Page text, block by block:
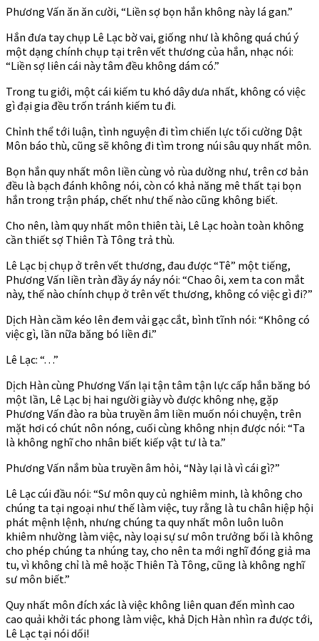
Phương Vấn ăn ăn cười, “Liền sợ bọn hắn không này lá gan.”
Hắn đưa tay chụp Lê Lạc bờ vai, giống như là không quá chú ý
một dạng chính chụp tại trên vết thương của hắn, nhạc nói:
“Liền sợ liên cái này tâm đều không dám có.”
Trong tu giới, một cái kiếm tu khó dây dưa nhất, không có việc
gì đại gia đều trốn tránh kiếm tu đi.
Chỉnh thể tới luận, tình nguyện đi tìm chiến lực tối cường Dật
Môn báo thù, cũng sẽ không đi tìm trong núi sâu quy nhất môn.
Bọn hắn quy nhất môn liền cùng vỏ rùa dường như, trên cơ bản
đều là bạch đánh không nói, còn có khả năng mê thất tại bọn
hắn trong trận pháp, chết như thế nào cũng không biết.
Cho nên, làm quy nhất môn thiên tài, Lê Lạc hoàn toàn không
cần thiết sợ Thiên Tà Tông trả thù.
Lê Lạc bị chụp ở trên vết thương, đau được “Tê” một tiếng,
Phương Vấn liền tràn đầy áy náy nói: “Chao ôi, xem ta con mắt
này, thế nào chính chụp ở trên vết thương, không có việc gì đi?”
Dịch Hàn cầm kéo lên đem vải gạc cắt, bình tĩnh nói: “Không có
việc gì, lần nữa băng bó liền đi.”
Lê Lạc: “. . .”
Dịch Hàn cùng Phương Vấn lại tận tâm tận lực cấp hắn băng bó
một lần, Lê Lạc bị hai người giày vò được không nhẹ, gặp
Phương Vấn đào ra bùa truyền âm liền muốn nói chuyện, trên
mặt hơi có chút nôn nóng, cuối cùng không nhịn được nói: “Ta
là không nghĩ cho nhân biết kiếp vật tư là ta.”
Phương Vấn nắm bùa truyền âm hỏi, “Này lại là vì cái gì?”
Lê Lạc cúi đầu nói: “Sư môn quy củ nghiêm minh, là không cho
chúng ta tại ngoại như thế làm việc, tuy rằng là tu chân hiệp hội
phát mệnh lệnh, nhưng chúng ta quy nhất môn luôn luôn
khiêm nhường làm việc, này loại sự sư môn trưởng bối là không
cho phép chúng ta nhúng tay, cho nên ta mới nghĩ đóng giả ma
tu, vì không chỉ là mê hoặc Thiên Tà Tông, cũng là không nghĩ
sư môn biết.”
Quy nhất môn đích xác là việc không liên quan đến mình cao
cao quải khởi tác phong làm việc, khả Dịch Hàn nhìn ra được tới,
Lê Lạc tại nói dối!